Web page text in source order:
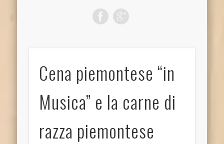
Cena piemontese “in
Musica” e la carne di
razza piemontese